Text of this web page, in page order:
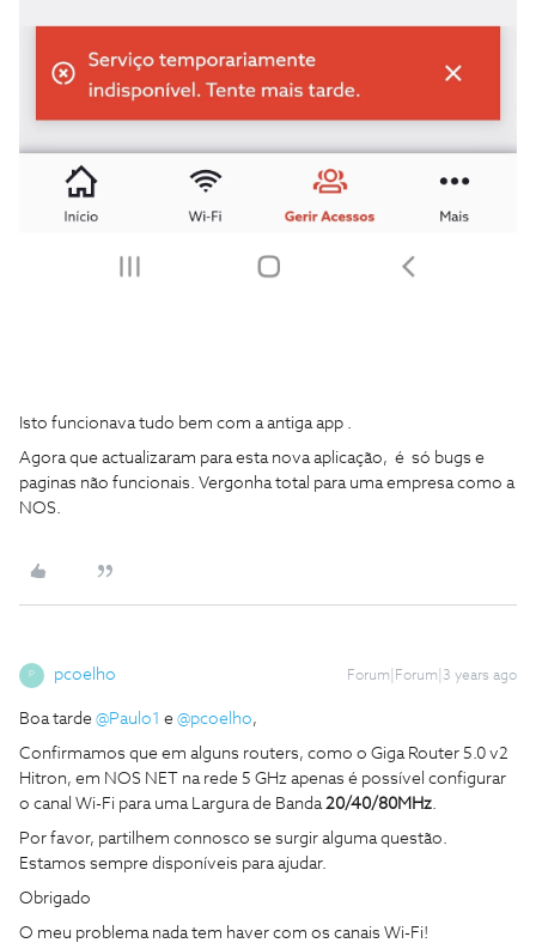
Isto funcionava tudo bem com a antiga app .
Agora que actualizaram para esta nova aplicação, é só bugs e
paginas não funcionais. Vergonha total para uma empresa como a
NOS.
P pcoelho Forum|Forum|3 years ago
Boa tarde @Paulo1 e @pcoelho,
Confirmamos que em alguns routers, como o Giga Router 5.0 v2
Hitron, em NOS NET na rede 5 GHz apenas é possível configurar
o canal Wi-Fi para uma Largura de Banda 20/40/80MHz
Por favor, partilhem connosco se surgir alguma questão.
Estamos sempre disponíveis para ajudar.
Obrigado
O meu problema nada tem haver com os canais Wi-Fi!